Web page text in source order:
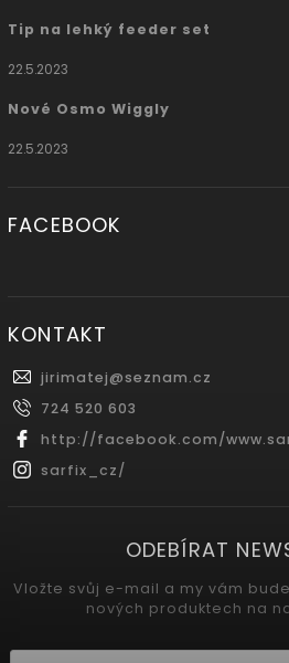
Tip na lehký feeder set
22.5.2023
Nové Osmo Wiggly
22.5.2023
FACEBOOK
KONTAKT
jirimatej@seznam.cz
724 520 603
http://facebook.com/
sarfix_cz/
ODEBÍRAT
Vložte svůj e-mail a my vám
nových produktech na